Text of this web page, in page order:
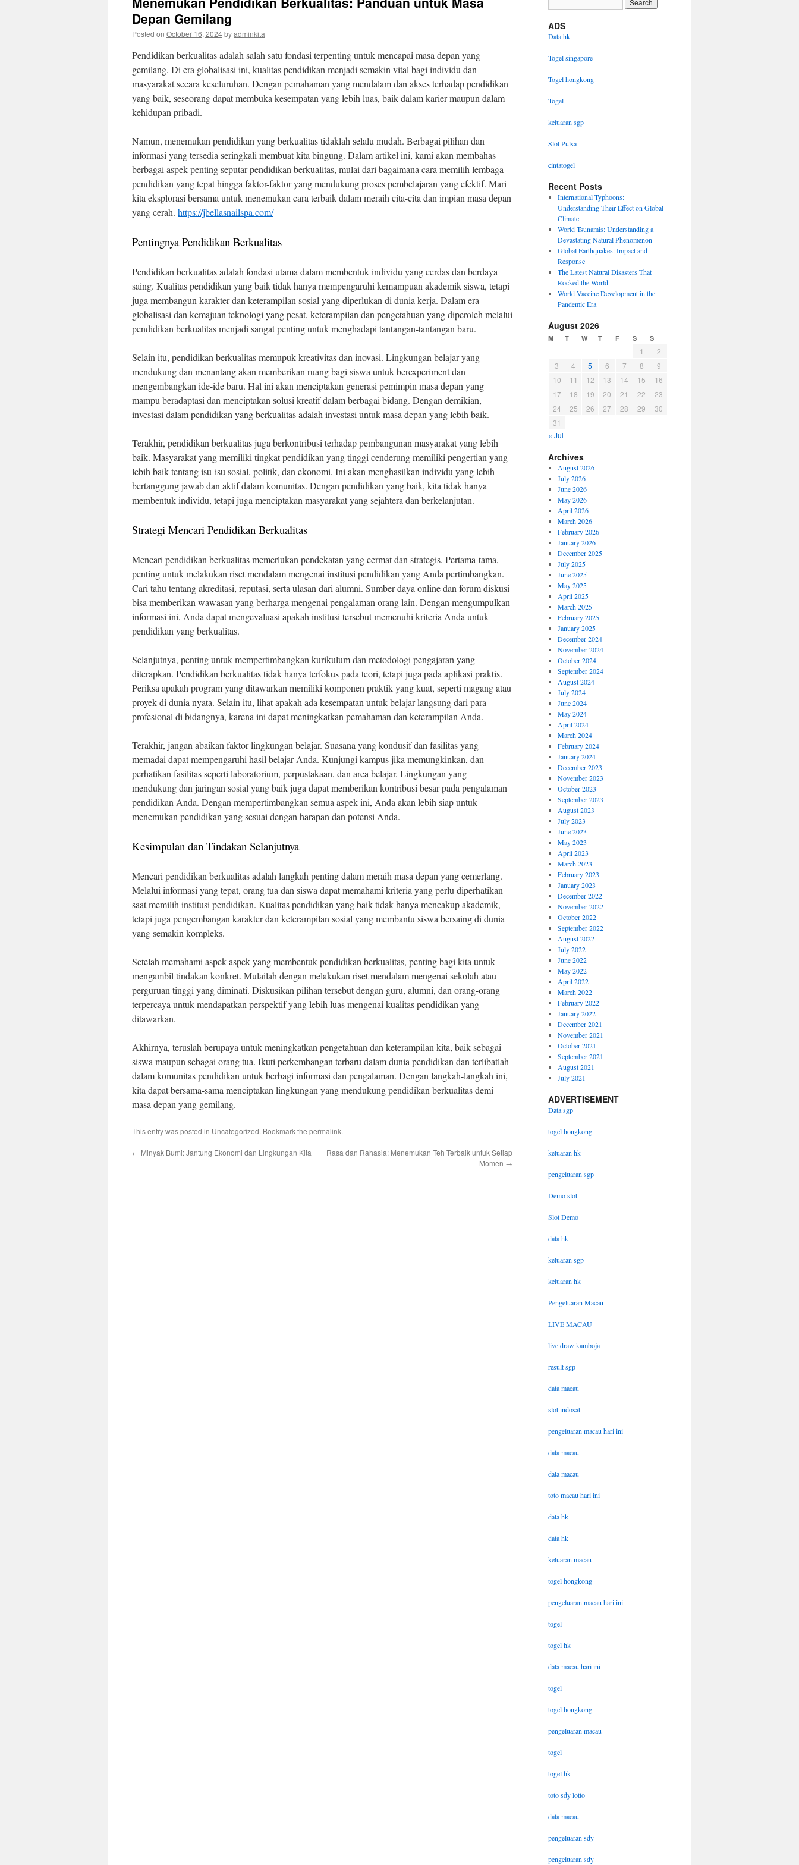
Depan Gemilang
Posted on October 16, 2024byadminkita
Pendidikan berkualitas adalah salah satu fondasi terpenting untuk mencapai masa depan yang
gemilang. Di era globalisasi ini, kualitas pendidikan menjadi semakin vital bagi individu dan
masyarakat secara keseluruhan. Dengan pemahaman yang mendalam dan akses terhadap pendidikan
yang baik, seseorang dapat membuka kesempatan yang lebih luas, baik dalam karier maupun dalam
kehidupan pribadi.
Namun, menemukan pendidikan yang berkualitas tidaklah selalu mudah. Berbagai pilihan dan
informasi yang tersedia seringkali membuat kita bingung. Dalam artikel ini, kami akan membahas
berbagai aspek penting seputar pendidikan berkualitas, mulai dari bagaimana cara memilih lembaga
pendidikan yang tepat hingga faktor-faktor yang mendukung proses pembelajaran yang efektif. Mari
kita eksplorasi bersama untuk menemukan cara terbaik dalam meraih cita-cita dan impian masa depan
yang cerah. https://jbellasnailspa.com/
Pentingnya Pendidikan Berkualitas
Pendidikan berkualitas adalah fondasi utama dalam membentuk individu yang cerdas dan berdaya
saing. Kualitas pendidikan yang baik tidak hanya mempengaruhi kemampuan akademik siswa, tetapi
juga membangun karakter dan keterampilan sosial yang diperlukan di dunia kerja. Dalam era
globalisasi dan kemajuan teknologi yang pesat, keterampilan dan pengetahuan yang diperoleh melalui
pendidikan berkualitas menjadi sangat penting untuk menghadapi tantangan-tantangan baru.
Selain itu, pendidikan berkualitas memupuk kreativitas dan inovasi. Lingkungan belajar yang
mendukung dan menantang akan memberikan ruang bagi siswa untuk berexperiment dan
mengembangkan ide-ide baru. Hal ini akan menciptakan generasi pemimpin masa depan yang
mampu beradaptasi dan menciptakan solusi kreatif dalam berbagai bidang. Dengan demikian,
investasi dalam pendidikan yang berkualitas adalah investasi untuk masa depan yang lebih baik.
Terakhir, pendidikan berkualitas juga berkontribusi terhadap pembangunan masyarakat yang lebih
baik. Masyarakat yang memiliki tingkat pendidikan yang tinggi cenderung memiliki pengertian yang
lebih baik tentang isu-isu sosial, politik, dan ekonomi. Ini akan menghasilkan individu yang lebih
bertanggung jawab dan aktif dalam komunitas. Dengan pendidikan yang baik, kita tidak hanya
membentuk individu, tetapi juga menciptakan masyarakat yang sejahtera dan berkelanjutan.
Strategi Mencari Pendidikan Berkualitas
Mencari pendidikan berkualitas memerlukan pendekatan yang cermat dan strategis. Pertama-tama,
penting untuk melakukan riset mendalam mengenai institusi pendidikan yang Anda pertimbangkan.
Cari tahu tentang akreditasi, reputasi, serta ulasan dari alumni. Sumber daya online dan forum diskusi
bisa memberikan wawasan yang berharga mengenai pengalaman orang lain. Dengan mengumpulkan
informasi ini, Anda dapat mengevaluasi apakah institusi tersebut memenuhi kriteria Anda untuk
pendidikan yang berkualitas.
Selanjutnya, penting untuk mempertimbangkan kurikulum dan metodologi pengajaran yang
diterapkan. Pendidikan berkualitas tidak hanya terfokus pada teori, tetapi juga pada aplikasi praktis.
Periksa apakah program yang ditawarkan memiliki komponen praktik yang kuat, seperti magang atau
proyek di dunia nyata. Selain itu, lihat apakah ada kesempatan untuk belajar langsung dari para
profesional di bidangnya, karena ini dapat meningkatkan pemahaman dan keterampilan Anda.
Terakhir, jangan abaikan faktor lingkungan belajar. Suasana yang kondusif dan fasilitas yang
memadai dapat mempengaruhi hasil belajar Anda. Kunjungi kampus jika memungkinkan, dan
perhatikan fasilitas seperti laboratorium, perpustakaan, dan area belajar. Lingkungan yang
mendukung dan jaringan sosial yang baik juga dapat memberikan kontribusi besar pada pengalaman
pendidikan Anda. Dengan mempertimbangkan semua aspek ini, Anda akan lebih siap untuk
menemukan pendidikan yang sesuai dengan harapan dan potensi Anda.
Kesimpulan dan Tindakan Selanjutnya
Mencari pendidikan berkualitas adalah langkah penting dalam meraih masa depan yang cemerlang.
Melalui informasi yang tepat, orang tua dan siswa dapat memahami kriteria yang perlu diperhatikan
saat memilih institusi pendidikan. Kualitas pendidikan yang baik tidak hanya mencakup akademik,
tetapi juga pengembangan karakter dan keterampilan sosial yang membantu siswa bersaing di dunia
yang semakin kompleks.
Setelah memahami aspek-aspek yang membentuk pendidikan berkualitas, penting bagi kita untuk
mengambil tindakan konkret. Mulailah dengan melakukan riset mendalam mengenai sekolah atau
perguruan tinggi yang diminati. Diskusikan pilihan tersebut dengan guru, alumni, dan orang-orang
terpercaya untuk mendapatkan perspektif yang lebih luas mengenai kualitas pendidikan yang
ditawarkan.
Akhirnya, teruslah berupaya untuk meningkatkan pengetahuan dan keterampilan kita, baik sebagai
siswa maupun sebagai orang tua. Ikuti perkembangan terbaru dalam dunia pendidikan dan terlibatlah
dalam komunitas pendidikan untuk berbagi informasi dan pengalaman. Dengan langkah-langkah ini,
kita dapat bersama-sama menciptakan lingkungan yang mendukung pendidikan berkualitas demi
masa depan yang gemilang.
This entry was posted in Uncategorized. Bookmark the permalink.
← Minyak Bumi: Jantung Ekonomi dan Lingkungan Kita
Rasa dan Rahasia: Menemukan Teh Terbaik untuk Setiap
Momen →
ADS
Data hk
Togel singapore
Togel hongkong
Togel
keluaran sgp
Slot Pulsa
cintatogel
Recent Posts
International Typhoons:
Understanding Their Effect on Global
Climate
World Tsunamis: Understanding a
Devastating Natural Phenomenon
Global Earthquakes: Impact and
Response
The Latest Natural Disasters That
Rocked the World
World Vaccine Development in the
Pandemic Era
August 2026
M T W T F S S
1
2
3
4 5 6 7 8
9
10
11 12 13 14 15
16
17
18 19 20 21 22
23
24
25 26 27 28 29
30
31
« Jul
Archives
August 2026
July 2026
June 2026
May 2026
April 2026
March 2026
February 2026
January 2026
December 2025
July 2025
June 2025
May 2025
April 2025
March 2025
February 2025
January 2025
December 2024
November 2024
October 2024
September 2024
August 2024
July 2024
June 2024
May 2024
April 2024
March 2024
February 2024
January 2024
December 2023
November 2023
October 2023
September 2023
August 2023
July 2023
June 2023
May 2023
April 2023
March 2023
February 2023
January 2023
December 2022
November 2022
October 2022
September 2022
August 2022
July 2022
June 2022
May 2022
April 2022
March 2022
February 2022
January 2022
December 2021
November 2021
October 2021
September 2021
August 2021
July 2021
ADVERTISEMENT
Data sgp
togel hongkong
keluaran hk
pengeluaran sgp
Demo slot
Slot Demo
data hk
keluaran sgp
keluaran hk
Pengeluaran Macau
LIVE MACAU
live draw kamboja
result sgp
data macau
slot indosat
pengeluaran macau hari ini
data macau
data macau
toto macau hari ini
data hk
data hk
keluaran macau
togel hongkong
pengeluaran macau hari ini
togel
togel hk
data macau hari ini
togel
togel hongkong
pengeluaran macau
togel
togel hk
toto sdy lotto
data macau
pengeluaran sdy
pengeluaran sdy